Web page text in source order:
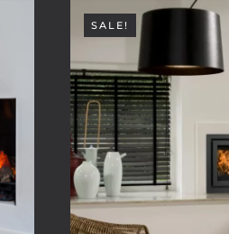
SALE!